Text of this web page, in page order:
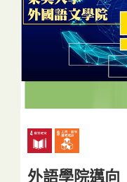
外語學院邁向